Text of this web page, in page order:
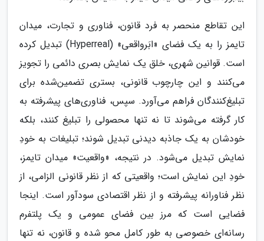
این تقاطع منحصر به فرد قانون، فناوری و تجارت، میدان
تایمز را به یک فضای «ابَرواقعی» (Hyperreal) تبدیل کرده
است. قوانین شهری، خلق یک نمایش بصری دائمی را تجویز
می‌کنند و این چارچوب قانونی، بستری تضمین‌شده برای
تبلیغ‌کنندگان فراهم می‌آورد. سپس، فناوری‌های پیشرفته به
کار گرفته می‌شوند تا نه تنها محصولی را تبلیغ کنند، بلکه
خودشان به یک جاذبه دیدنی تبدیل شوند؛ تبلیغات به خودِ
نمایش تبدیل می‌شود. در نتیجه، «واقعیت» میدان تایمز،
خودِ این نمایش است؛ واقعیتی که از نظر قانونی الزامی، از
نظر فناورانه پیشرفته و از نظر اقتصادی سودآور است. اینجا
فضایی است که مرز بین فضای عمومی و یک پلتفرم
رسانه‌ای خصوصی به طور کامل محو شده و قانون، نه تنها